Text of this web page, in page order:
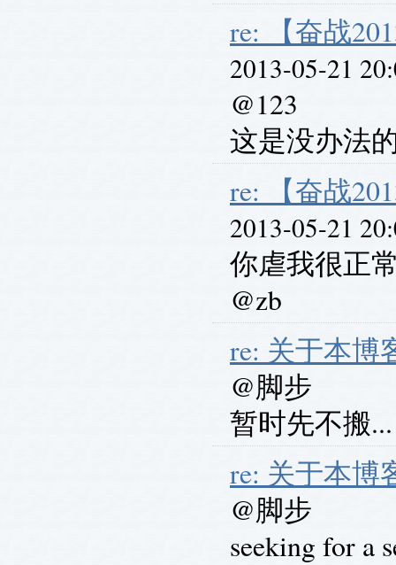
re: 【奋战
2013-05-21
@123
这是没办法
re: 【奋战
2013-05-21
你虐我很正
@zb
re: 关于本博
@脚步
暂时先不搬...
re: 关于本博
@脚步
seeking for a